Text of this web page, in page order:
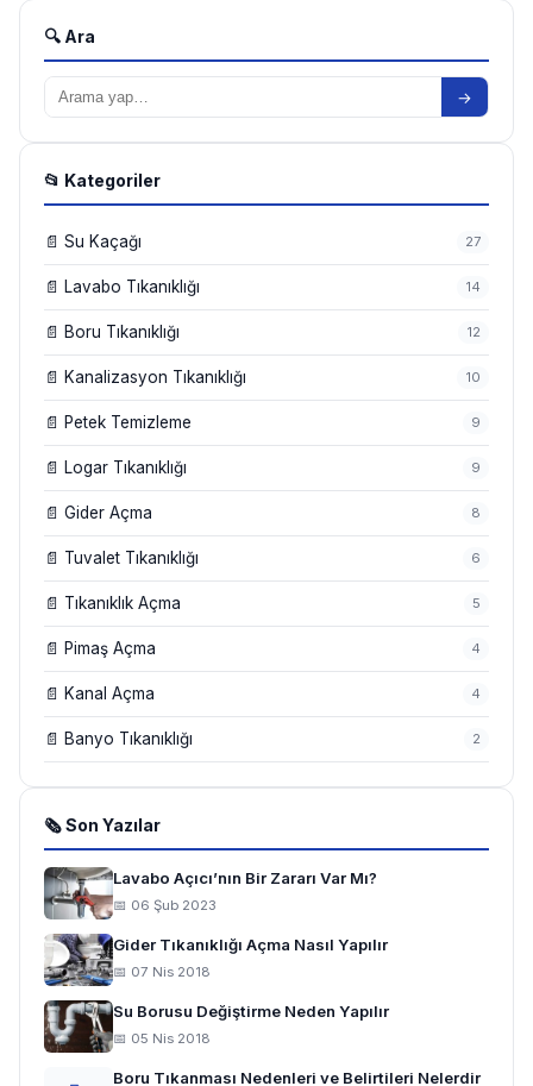
🔍 Ara
→
📂 Kategoriler
📄 Su Kaçağı 27
📄 Lavabo Tıkanıklığı 14
📄 Boru Tıkanıklığı 12
📄 Kanalizasyon Tıkanıklığı 10
📄 Petek Temizleme 9
📄 Logar Tıkanıklığı 9
📄 Gider Açma 8
📄 Tuvalet Tıkanıklığı 6
📄 Tıkanıklık Açma 5
📄 Pimaş Açma 4
📄 Kanal Açma 4
📄 Banyo Tıkanıklığı 2
🗞 Son Yazılar
Lavabo Açıcı’nın Bir Zararı Var Mı?
📅 06 Şub 2023
Gider Tıkanıklığı Açma Nasıl Yapılır
📅 07 Nis 2018
Su Borusu Değiştirme Neden Yapılır
📅 05 Nis 2018
Boru Tıkanması Nedenleri ve Belirtileri Nelerdir